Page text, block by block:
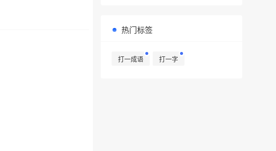
热门标签
打一成语 打一字